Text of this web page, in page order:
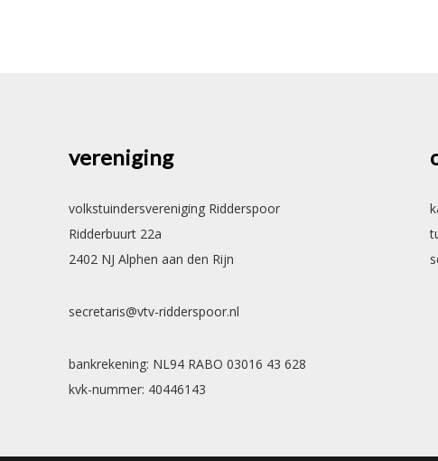
vereniging
volkstuindersvereniging Ridderspoor
Ridderbuurt 22a
2402 NJ Alphen aan den Rijn
secretaris@vtv-ridderspoor.nl
bankrekening: NL94 RABO 03016 43 628
kvk-nummer: 40446143